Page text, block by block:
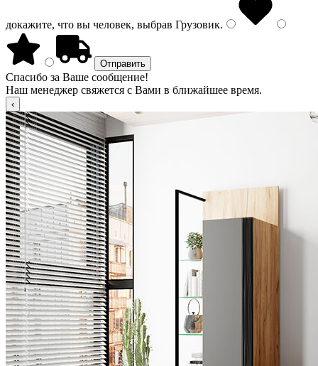
докажите, что вы человек, выбрав Грузовик.
Спасибо за Ваше сообщение!
Наш менеджер свяжется с Вами в ближайшее время.